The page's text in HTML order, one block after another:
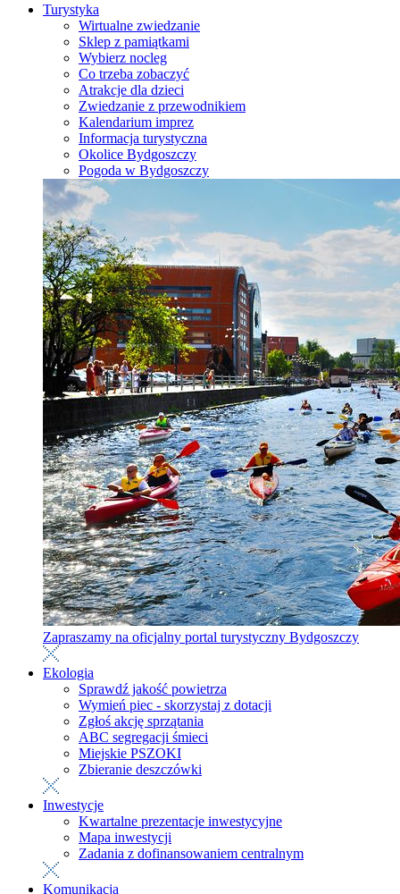
Turystyka
Wirtualne zwiedzanie
Sklep z pamiątkami
Wybierz nocleg
Co trzeba zobaczyć
Atrakcje dla dzieci
Zwiedzanie z przewodnikiem
Kalendarium imprez
Informacja turystyczna
Okolice Bydgoszczy
Pogoda w Bydgoszczy
Zapraszamy na oficjalny portal turystyczny Bydgoszczy
Ekologia
Sprawdź jakość powietrza
Wymień piec - skorzystaj z dotacji
Zgłoś akcję sprzątania
ABC segregacji śmieci
Miejskie PSZOKI
Zbieranie deszczówki
Inwestycje
Kwartalne prezentacje inwestycyjne
Mapa inwestycji
Zadania z dofinansowaniem centralnym
Komunikacja